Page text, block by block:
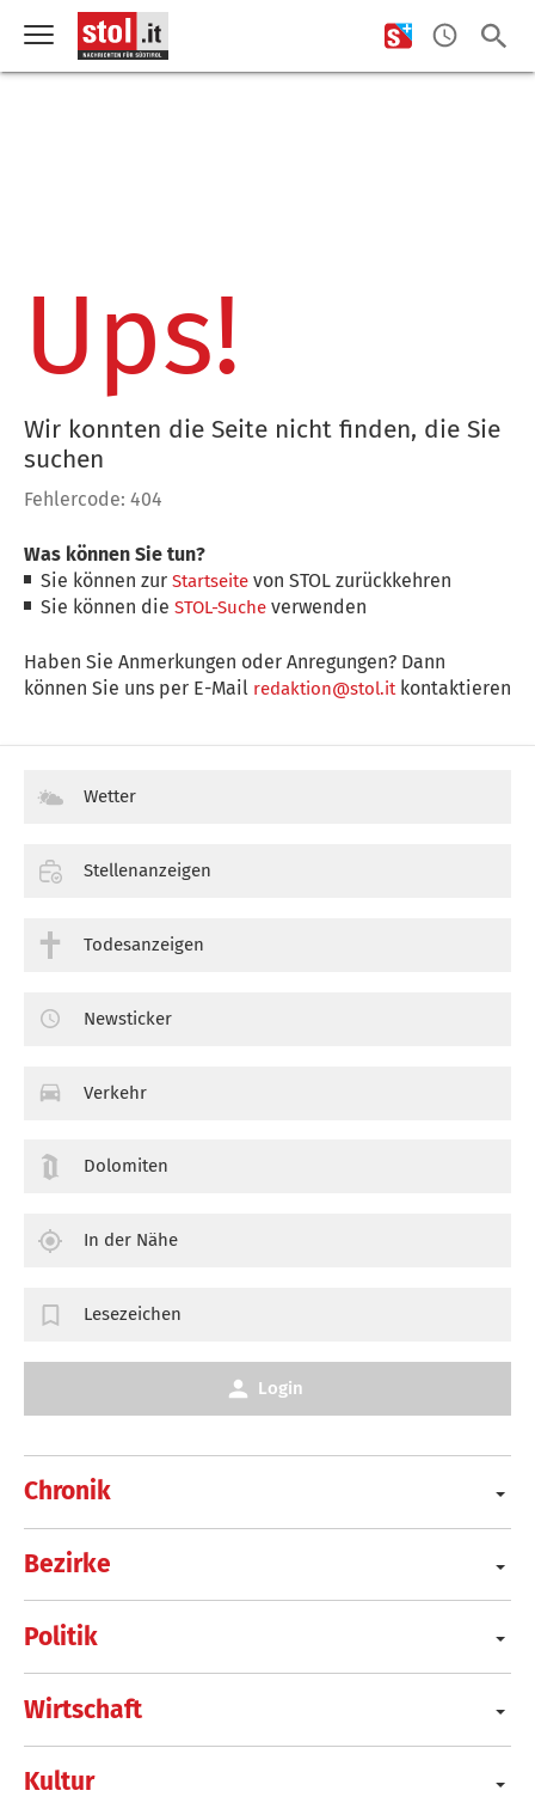
Ups!
Wir konnten die Seite nicht finden, die Sie
suchen
Fehlercode: 404
Was können Sie tun?
Sie können zurStartseite von STOL zurückkehren
Sie können dieSTOL-Suche verwenden
Haben Sie Anmerkungen oder Anregungen? Dann
können Sie uns per E-Mail redaktion@stol.itkontaktieren
Chronik
Bezirke
Politik
Wirtschaft
Kultur
Wetter
Stellenanzeigen
Todesanzeigen
Newsticker
Verkehr
Dolomiten
In der Nähe
Lesezeichen
Login